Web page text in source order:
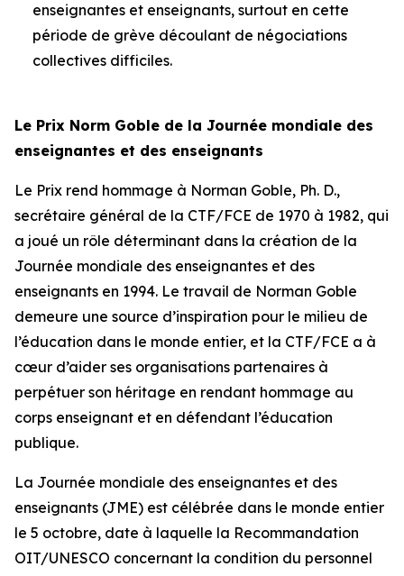
enseignantes et enseignants, surtout en cette
période de grève découlant de négociations
collectives difficiles.
Le Prix Norm Goble de la Journée mondiale des
enseignantes et des enseignants
Le Prix rend hommage à Norman Goble, Ph. D.,
secrétaire général de la CTF/FCE de 1970 à 1982, qui
a joué un rôle déterminant dans la création de la
Journée mondiale des enseignantes et des
enseignants en 1994. Le travail de Norman Goble
demeure une source d’inspiration pour le milieu de
l’éducation dans le monde entier, et la CTF/FCE a à
cœur d’aider ses organisations partenaires à
perpétuer son héritage en rendant hommage au
corps enseignant et en défendant l’éducation
publique.
La Journée mondiale des enseignantes et des
enseignants (JME) est célébrée dans le monde entier
le 5 octobre, date à laquelle la Recommandation
OIT/UNESCO concernant la condition du personnel